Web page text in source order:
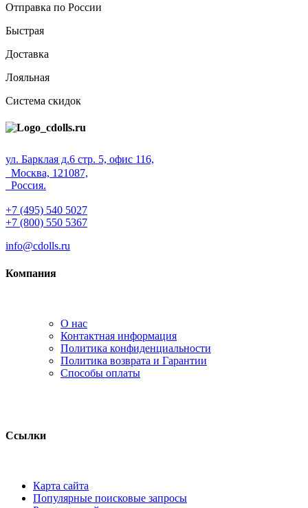
Отправка по России
Быстрая
Доставка
Лояльная
Система скидок
ул. Барклая д.6 стр. 5, офис 116,
Москва, 121087,
Россия.
+7 (495) 540 5027
+7 (800) 550 5367
info@cdolls.ru
Компания
О нас
Контактная информация
Политика конфиденциальности
Политика возврата и Гарантии
Способы оплаты
Ссылки
Карта сайта
Популярные поисковые запросы